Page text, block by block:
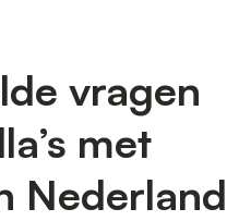
vragen
met
Nederland